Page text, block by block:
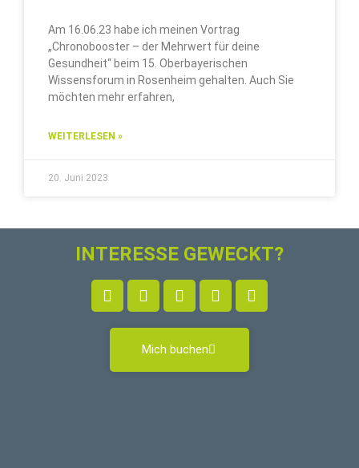
Am 16.06.23 habe ich meinen Vortrag
„Chronobooster – der Mehrwert für deine
Gesundheit“ beim 15. Oberbayerischen
Wissensforum in Rosenheim gehalten. Auch Sie
möchten mehr erfahren,
WEITERLESEN »
20. Juni 2023
INTERESSE GEWECKT?
Mich buchen